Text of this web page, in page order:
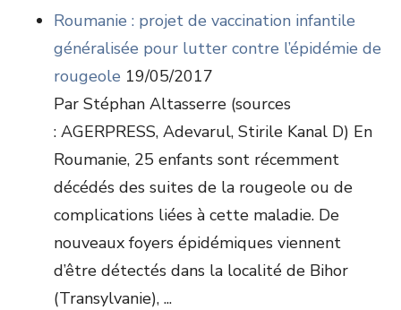
Roumanie : projet de vaccination infantile
généralisée pour lutter contre l’épidémie de
rougeole 19/05/2017
Par Stéphan Altasserre (sources
: AGERPRESS, Adevarul, Stirile Kanal D) En
Roumanie, 25 enfants sont récemment
décédés des suites de la rougeole ou de
complications liées à cette maladie. De
nouveaux foyers épidémiques viennent
d’être détectés dans la localité de Bihor
(Transylvanie), ...